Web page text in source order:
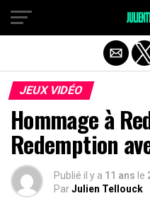
JEUX VIDÉO
Hommage à
Redemption
Publié il y a 11 ans le
ParJulien Tellouck